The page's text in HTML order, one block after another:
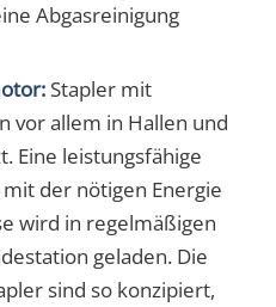
Abgasreinigung
Stapler mit
vor allem in Hallen und
Eine leistungsfähige
der nötigen Energie
wird in regelmäßigen
geladen. Die
sind so konzipiert,